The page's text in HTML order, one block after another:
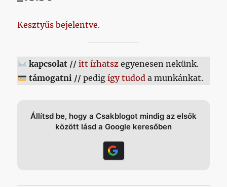
Kesztyűs bejelentve.
kapcsolat // itt írhatszegyenesen nekünk.
támogatni //pedig így tudoda munkánkat.
Állítsd be, hogy a Csakblogot mindig az elsők
között lásd a Google keresőben